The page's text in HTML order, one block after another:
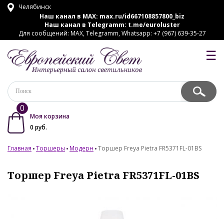
Челябинск
Наш канал в MAX: max.ru/id667108857800_biz
Наш канал в Telegramm: t.me/euroluster
Для сообщений: MAX, Telegramm, Whatsapp: +7 (967) 639-35-27
☰
0
Моя корзина
0 руб.
Главная Торшеры Модерн Торшер Freya Pietra FR5371FL-01BS
Торшер Freya Pietra FR5371FL-01BS